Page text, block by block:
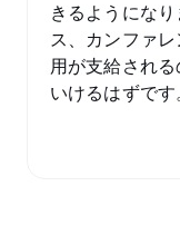
きるようにな
ス、カンファ
用が支給され
いけるはずです